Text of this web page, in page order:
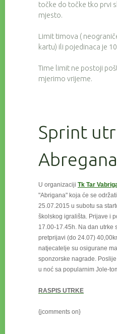
točke do točke tko prvi
mjesto.
Limit timova (
kartu) ili pojedinaca je
Time limit ne postoji
mjerimo vrijeme.
Sprint
U organizaciji Tk Tar
"Abrigana" koja će se
25.07.2015 u subotu sa
školskog igrališta. Prijave i
17.00-17.45h. Na dan utrke
pretprijavi (do 24.07)
natjecatelje su osigurane
sponzorske nagrade.
u noć sa popularnim Jole-
RASPIS UTRKE
{jcomments on}